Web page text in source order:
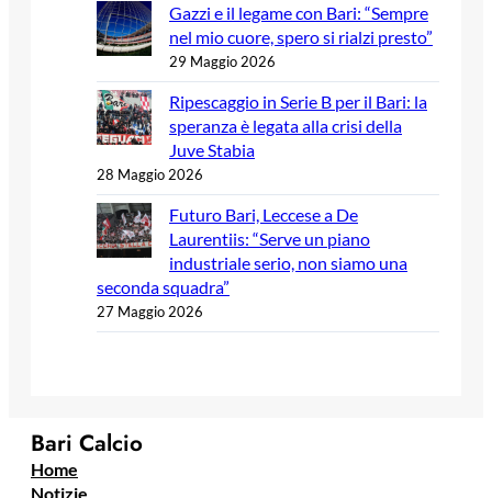
Gazzi e il legame con Bari: “Sempre
nel mio cuore, spero si rialzi presto”
29 Maggio 2026
Ripescaggio in Serie B per il Bari: la
speranza è legata alla crisi della
Juve Stabia
28 Maggio 2026
Futuro Bari, Leccese a De
Laurentiis: “Serve un piano
industriale serio, non siamo una
seconda squadra”
27 Maggio 2026
Bari Calcio
Home
Notizie